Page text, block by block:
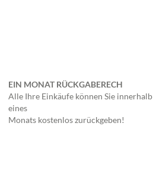
EIN MONAT RÜCKGABERECH
Alle Ihre Einkäufe können Sie innerhalb
eines
Monats kostenlos zurückgeben!